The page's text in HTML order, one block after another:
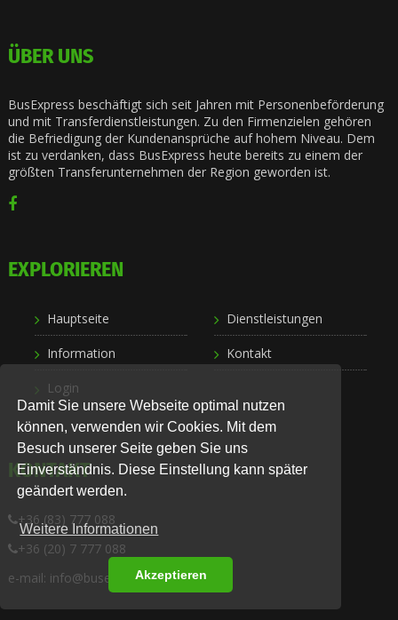
Damit Sie unsere Webseite optimal nutzen
können, verwenden wir Cookies. Mit dem
Besuch unserer Seite geben Sie uns
Einverständnis. Diese Einstellung kann später
geändert werden.
Weitere Informationen
Akzeptieren
ÜBER UNS
BusExpress beschäftigt sich seit Jahren mit Personenbeförderung
und mit Transferdienstleistungen. Zu den Firmenzielen gehören
die Befriedigung der Kundenansprüche auf hohem Niveau. Dem
ist zu verdanken, dass BusExpress heute bereits zu einem der
größten Transferunternehmen der Region geworden ist.
EXPLORIEREN
Hauptseite Dienstleistungen
Information Kontakt
Login
KONTAKT
+36 (83) 777 088
+36 (20) 7 777 088
e-mail: info@busexpress.hu